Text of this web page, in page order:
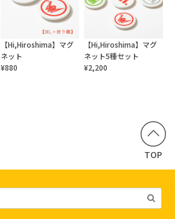
【Hi,Hiroshima】マグ
ネット
¥880
【Hi,Hiroshima】マグ
ネット5種セット
¥2,200
TOP